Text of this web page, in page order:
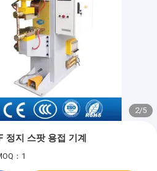
2/5
정지 스팟 용접 기계
：1